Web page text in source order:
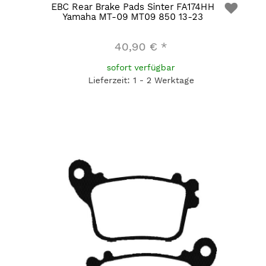
EBC Rear Brake Pads Sinter FA174HH
Yamaha MT-09 MT09 850 13-23
40,90 € *
sofort verfügbar
Lieferzeit: 1 - 2 Werktage